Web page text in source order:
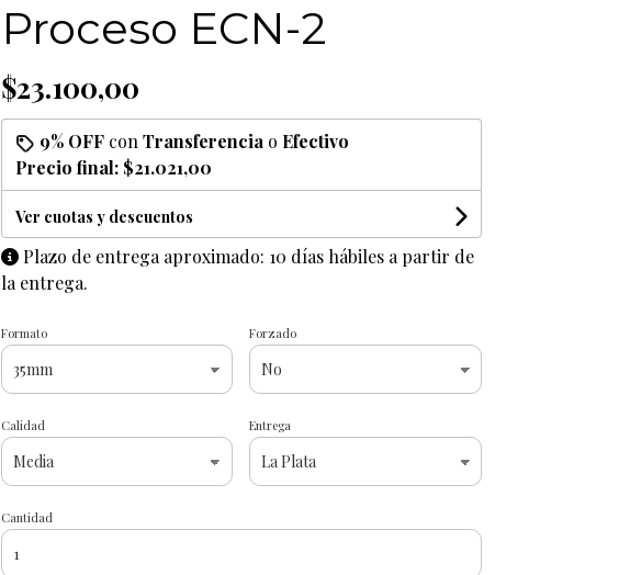
Proceso ECN-2
$23.100,00
9% OFFcon Transferencia o Efectivo
Precio final: $21.021,00
Ver cuotas y descuentos
Plazo de entrega aproximado: 10 días hábiles a partir de
la entrega.
Formato Forzado
Calidad Entrega
Cantidad